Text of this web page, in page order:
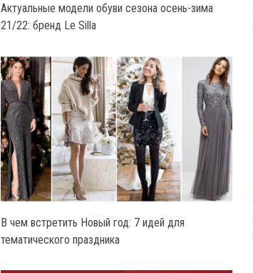
Актуальные модели обуви сезона осень-зима
21/22: бренд Le Silla
В чем встретить Новый год: 7 идей для
тематического праздника